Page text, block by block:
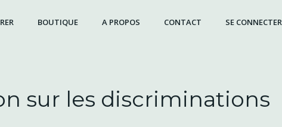
BOUTIQUE A PROPOS CONTACT SE CONNECTER
sur les discriminations